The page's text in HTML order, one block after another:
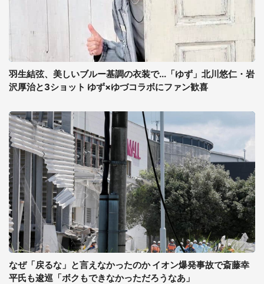
羽生結弦、美しいブルー基調の衣装で...「ゆず」北川悠仁・岩
沢厚治と3ショット ゆず×ゆづコラボにファン歓喜
なぜ「戻るな」と言えなかったのか イオン爆発事故で斎藤幸
平氏も逡巡「ボクもできなかっただろうなあ」